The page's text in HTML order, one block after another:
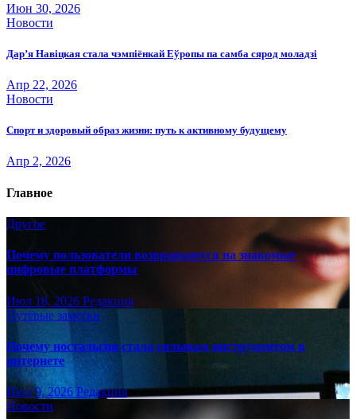
Июн 30, 2026
Новости
Дар’я Навіцкая стала чэмпіёнкай Еўропы па самба сярод моладзі
Апр 22, 2026
Новости
Спорт и здоровый образ жизни: путь к активному будущему
Апр 2, 2026
Главное
Другое
Почему пользователи возвращаются на знакомые
цифровые платформы
Июл 18, 2026 Редакция
Путёвые заметки
Почему ностальгия стала сильным инструментом в
интернете
Июл 9, 2026 Редакция
Новости